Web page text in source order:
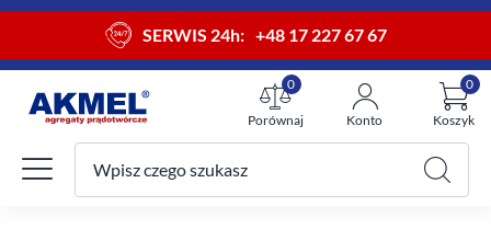
SERWIS 24h: +48 17 227 67 67
Porównaj
0
Konto Koszyk
0
Twój koszyk
Wpisz czego szukasz